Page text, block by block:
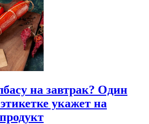
на завтрак? Один
укажет на